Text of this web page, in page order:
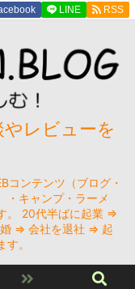
やレビューを
コンテンツ（ブログ・
・キャンプ・ラーメ
。 20代半ばに起業 ⇒
⇒ 会社を退社 ⇒ 起
。
LINE RSS